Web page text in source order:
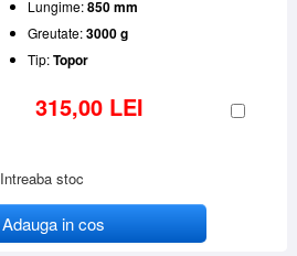
Lungime:850 mm
Greutate:3000 g
Tip:Topor
315,00 LEI
Intreaba stoc
Adauga in cos